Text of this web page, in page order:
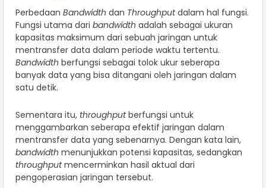
Perbedaan Bandwidth dan Throughputdalam hal fungsi.
Fungsi utama dari bandwidth adalah sebagai ukuran
kapasitas maksimum dari sebuah jaringan untuk
mentransfer data dalam periode waktu tertentu.
Bandwidth berfungsi sebagai tolok ukur seberapa
banyak data yang bisa ditangani oleh jaringan dalam
satu detik.
Sementara itu, throughputberfungsi untuk
menggambarkan seberapa efektif jaringan dalam
mentransfer data yang sebenarnya. Dengan kata lain,
bandwidth menunjukkan potensi kapasitas, sedangkan
throughputmencerminkan hasil aktual dari
pengoperasian jaringan tersebut.